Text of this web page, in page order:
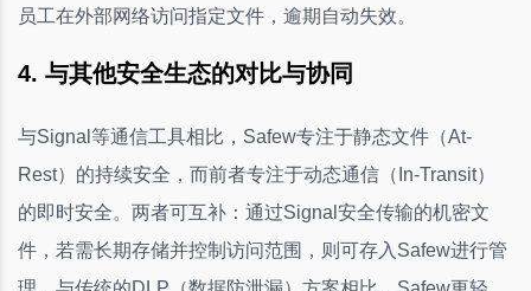
员工在外部网络访问指定文件，逾期自动失效。
4. 与其他安全生态的对比与协同
与Signal等通信工具相比，Safew专注于静态文件（At-
Rest）的持续安全，而前者专注于动态通信（In-Transit）
的即时安全。两者可互补：通过Signal安全传输的机密文
件，若需长期存储并控制访问范围，则可存入Safew进行管